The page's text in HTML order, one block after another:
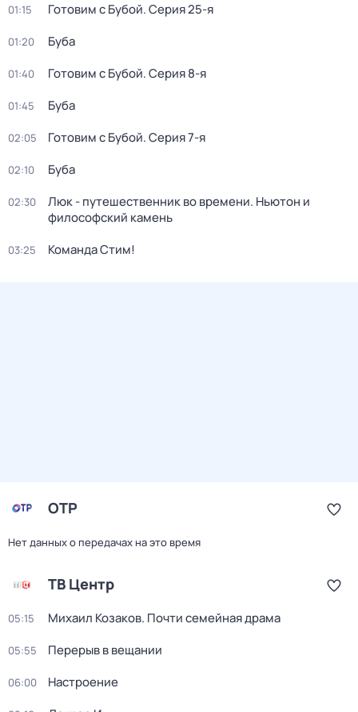
01:15 Готовим с Бубой. Серия 25-я
01:20 Буба
01:40 Готовим с Бубой. Серия 8-я
01:45 Буба
02:05 Готовим с Бубой. Серия 7-я
02:10 Буба
02:30
Люк - путешественник во времени. Ньютон и
философский камень
03:25 Команда Стим!
ОТР
Нет данных о передачах на это время
ТВ Центр
05:15 Михаил Козаков. Почти семейная драма
05:55 Перерыв в вещании
06:00 Настроение